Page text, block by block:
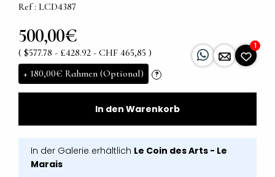
Ref : LCD4387
500,00€
( $577.78 - £428.92 - CHF 465,85 )
+ 180,00€ Rahmen (Optional) ?
1
In den Warenkorb
In der Galerie erhältlich Le Coin des Arts - Le
Marais